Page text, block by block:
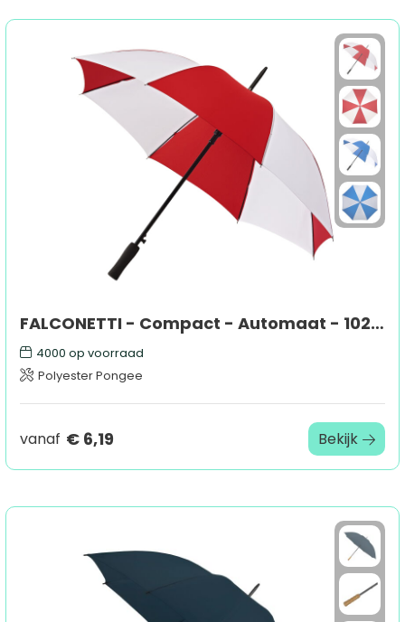
FALCONETTI - Compact - Automaat - 102 cm
4000 op voorraad
Polyester Pongee
vanaf € 6,19 Bekijk